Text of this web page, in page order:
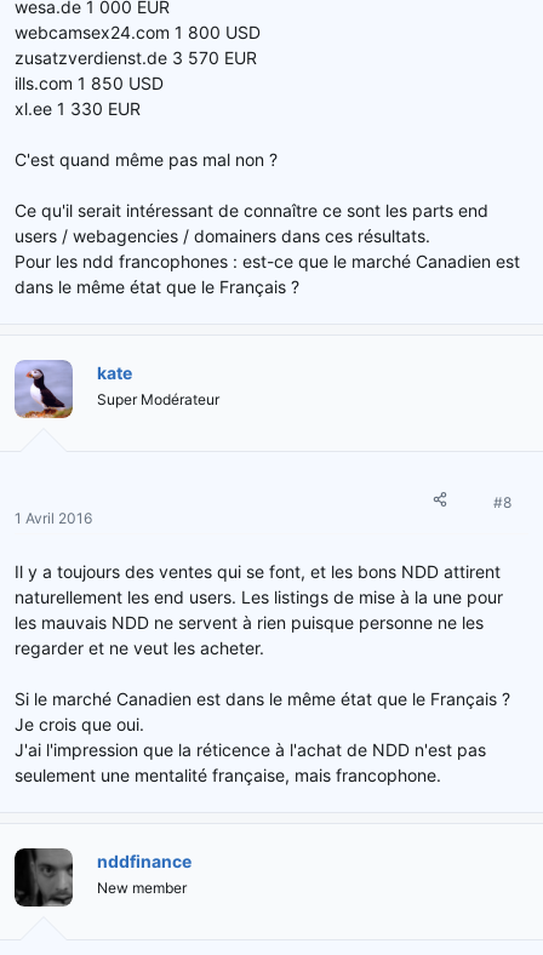
wesa.de 1 000 EUR
webcamsex24.com 1 800 USD
zusatzverdienst.de 3 570 EUR
ills.com 1 850 USD
xl.ee 1 330 EUR
C'est quand même pas mal non ?
Ce qu'il serait intéressant de connaître ce sont les parts end
users / webagencies / domainers dans ces résultats.
Pour les ndd francophones : est-ce que le marché Canadien est
dans le même état que le Français ?
kate
Super Modérateur
1 Avril 2016
#8
Il y a toujours des ventes qui se font, et les bons NDD attirent
naturellement les end users. Les listings de mise à la une pour
les mauvais NDD ne servent à rien puisque personne ne les
regarder et ne veut les acheter.
Si le marché Canadien est dans le même état que le Français ?
Je crois que oui.
J'ai l'impression que la réticence à l'achat de NDD n'est pas
seulement une mentalité française, mais francophone.
nddfinance
New member